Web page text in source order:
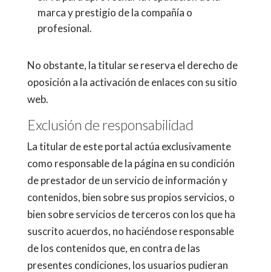
marca y prestigio de la compañía o
profesional.
No obstante, la titular se reserva el derecho de
oposición a la activación de enlaces con su sitio
web.
Exclusión de responsabilidad
La titular de este portal actúa exclusivamente
como responsable de la página en su condición
de prestador de un servicio de información y
contenidos, bien sobre sus propios servicios, o
bien sobre servicios de terceros con los que ha
suscrito acuerdos, no haciéndose responsable
de los contenidos que, en contra de las
presentes condiciones, los usuarios pudieran